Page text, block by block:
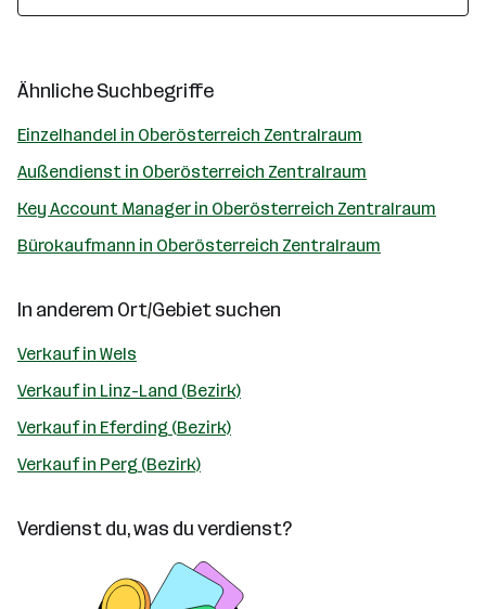
Ähnliche Suchbegriffe
Einzelhandel in Oberösterreich Zentralraum
Außendienst in Oberösterreich Zentralraum
Key Account Manager in Oberösterreich Zentralraum
Bürokaufmann in Oberösterreich Zentralraum
In anderem Ort/Gebiet suchen
Verkauf in Wels
Verkauf in Linz-Land (Bezirk)
Verkauf in Eferding (Bezirk)
Verkauf in Perg (Bezirk)
Verdienst du, was du verdienst?